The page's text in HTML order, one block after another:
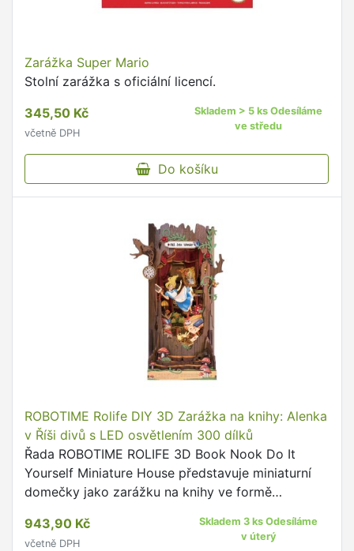
Zarážka Super Mario
Stolní zarážka s oficiální licencí.
345,50 Kč
včetně DPH
Skladem > 5 ks Odesíláme
ve středu
Do košíku
ROBOTIME Rolife DIY 3D Zarážka na knihy: Alenka
v Říši divů s LED osvětlením 300 dílků
Řada ROBOTIME ROLIFE 3D Book Nook Do It
Yourself Miniature House představuje miniaturní
domečky jako zarážku na knihy ve formě
uliček i zahrádek.
943,90 Kč
včetně DPH
Skladem 3 ks Odesíláme
v úterý